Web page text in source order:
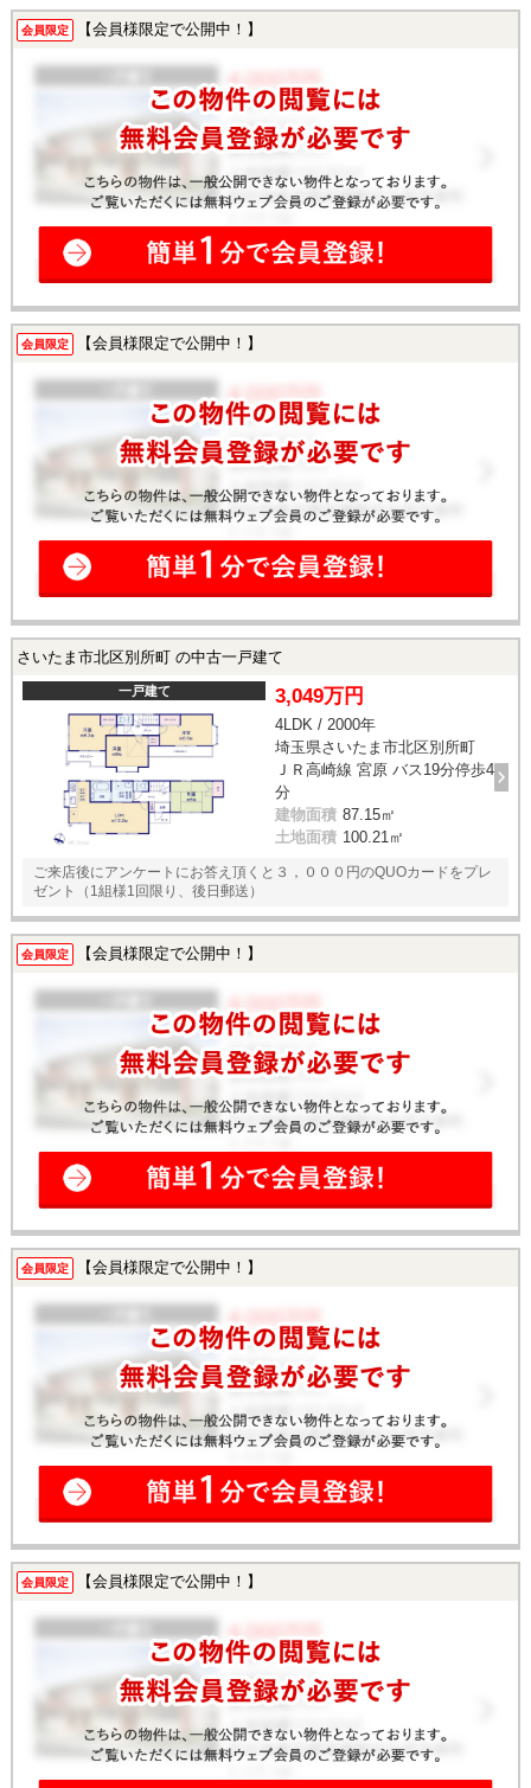
会員限定 【会員様限定で公開中！】
会員限定 【会員様限定で公開中！】
さいたま市北区別所町 の中古一戸建て
一戸建て 3,049万円
4LDK / 2000年
埼玉県さいたま市北区別所町
ＪＲ高崎線 宮原 バス19分停歩4
分
建物面積 87.15㎡
土地面積 100.21㎡
ご来店後にアンケートにお答え頂くと３，０００円のQUOカードをプレ
ゼント（1組様1回限り、後日郵送）
会員限定 【会員様限定で公開中！】
会員限定 【会員様限定で公開中！】
会員限定 【会員様限定で公開中！】